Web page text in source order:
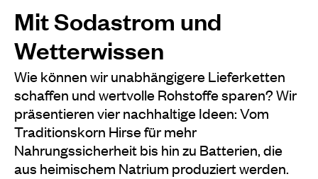
Mit Sodastrom und
Wetterwissen
Wie können wir unabhängigere Lieferketten
schaffen und wertvolle Rohstoffe sparen? Wir
präsentieren vier nachhaltige Ideen: Vom
Traditionskorn Hirse für mehr
Nahrungssicherheit bis hin zu Batterien, die
aus heimischem Natrium produziert werden.